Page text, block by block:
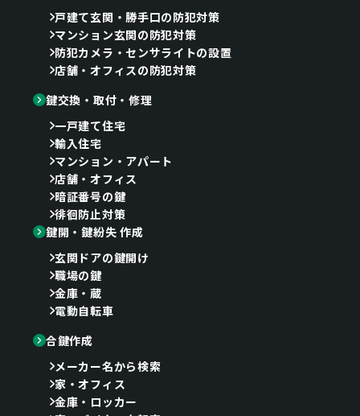
戸建て玄関・勝手口の防犯対策
マンション玄関の防犯対策
防犯カメラ・センサライトの設置
店舗・オフィスの防犯対策
鍵交換・取付・修理
一戸建て住宅
輸入住宅
マンション・アパート
店舗・オフィス
暗証番号の鍵
徘徊防止対策
鍵開・鍵紛失 作成
玄関ドアの鍵開け
職場の鍵
金庫・蔵
電動自転車
合鍵作成
メーカー名から検索
家・オフィス
金庫・ロッカー